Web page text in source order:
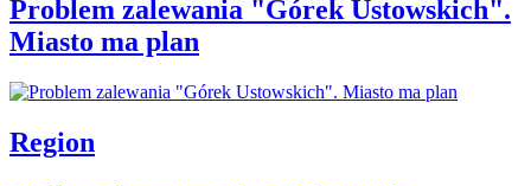
Problem zalewania "Górek Ustowskich".
Miasto ma plan
Region